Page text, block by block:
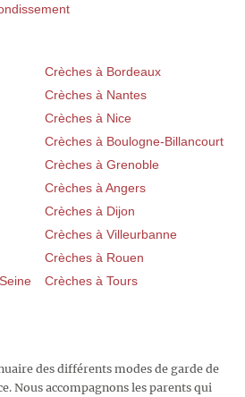
Crèches à Bordeaux
Crèches à Nantes
Crèches à Nice
Crèches à Boulogne-Billancourt
Crèches à Grenoble
Crèches à Angers
Crèches à Dijon
Crèches à Villeurbanne
Crèches à Rouen
Crèches à Tours
des différents modes de garde de
Nous accompagnons les parents qui